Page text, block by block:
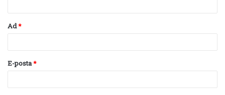
Ad*
E-posta*